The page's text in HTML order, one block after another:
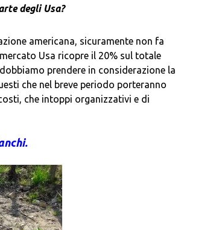
degli Usa?
americana, sicuramente non fa
Usa ricopre il 20% sul totale
prendere in considerazione la
che nel breve periodo porteranno
che intoppi organizzativi e di